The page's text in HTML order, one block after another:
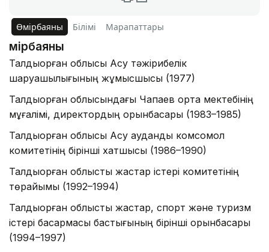
Өмірбаяны Білімі Марапаттары
Өмірбаяны
Талдықорған облысы Ақсу тәжірибелік
шаруашылығының жұмысшысы (1977)
Талдықорған облысындағы Чапаев орта мектебінің
мұғалімі, директордың орынбасары (1983–1985)
Талдықорған облысы Ақсу аудандық комсомол
комитетінің бірінші хатшысы (1986–1990)
Талдықорған облыстық жастар істері комитетінің
төрайымы (1992–1994)
Талдықорған облыстық жастар, спорт және туризм
істері басқармасы бастығының бірінші орынбасары
(1994–1997)